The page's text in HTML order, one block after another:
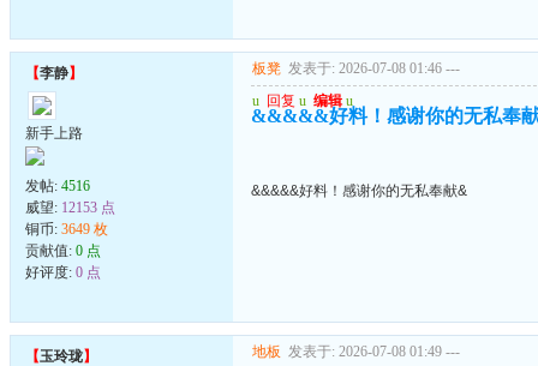
【李静】
新手上路
发帖: 4516
威望: 12153 点
铜币: 3649 枚
贡献值: 0 点
好评度: 0 点
板凳 发表于: 2026-07-08 01:46 ---
u 回复 u 编辑 u
&&&&&好料！感谢你的无私奉
&&&&&好料！感谢你的无私奉献&
【玉玲珑】 地板 发表于: 2026-07-08 01:49 ---